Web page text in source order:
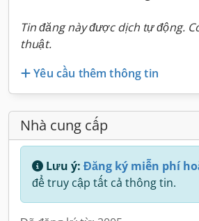
Tin đăng này được dịch tự động.
thuật.
Yêu cầu thêm thông tin
Nhà cung cấp
Lưu ý: Đăng ký miễn phí
để truy cập tất cả thông tin.